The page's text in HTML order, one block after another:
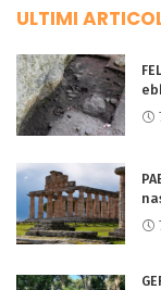
ULTIMI